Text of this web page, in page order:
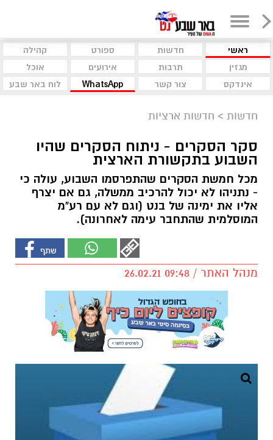
ראשי חדשות ספורט
קהילה
מגזין
תרבות אירועים
אוכל
אינדקס
צור קשר WhatsApp לוח באר שבע
חדשות > חדשות ארציות
סקר הסקרים - ניתוח הסקרים שהיו
השבוע בתקשורת הארצית
מכל חמשת הסקרים שהתפרסמו השבוע, עולה כי
- נתניהו לא יכול להרכיב ממשלה, גם אם יצרף
אליו את ימינה של בנט (וגם לא עם רע"מ
המוסלמית שהתחבר עימה לאחרונה).
מנהל האתר / 09:48 26.02.21